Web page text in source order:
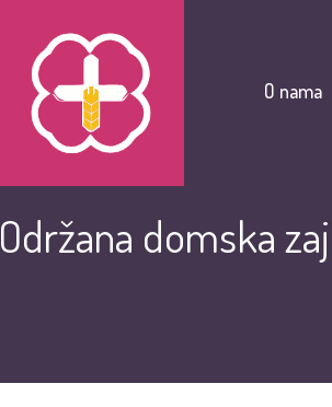
O nama
Održana domska